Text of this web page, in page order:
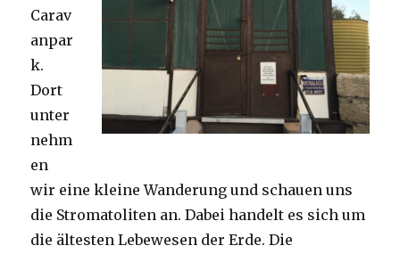
Carav
anpar
k.
Dort
unter
nehm
en
wir eine kleine Wanderung und schauen uns
die Stromatoliten an. Dabei handelt es sich um
die ältesten Lebewesen der Erde. Die